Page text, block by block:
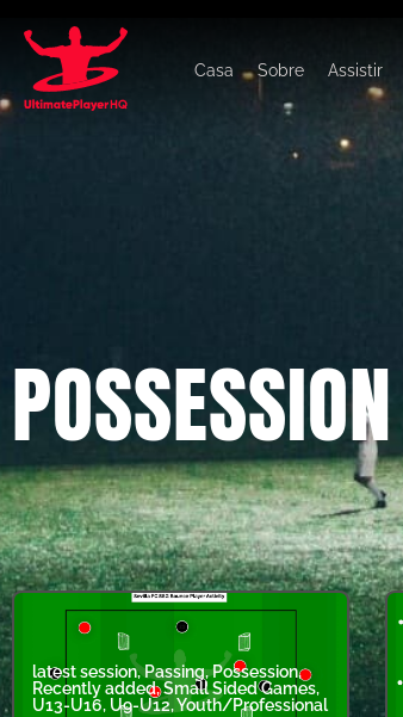
Casa Sobre Assistir
POSSESSION
latest session,Passing,Possession,
Recently added,Small Sided Games,
U13-U16, U9-U12,Youth/Professional